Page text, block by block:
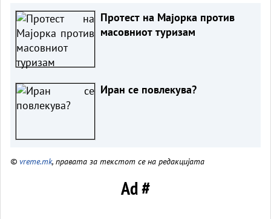
Протест на Мајорка против
масовниот туризам
Иран се повлекува?
© vreme.mk, правата за текстот се на редакцијата
Ad #